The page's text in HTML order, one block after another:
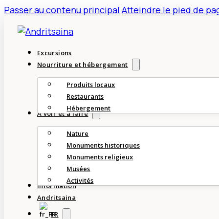
Passer au contenu principal Atteindre le pied de
Excursions
Nourriture et hébergement
Produits locaux
Restaurants
Hébergement
À voir et à faire
Nature
Monuments historiques
Monuments religieux
Musées
Activités
Information
Andritsaina
FR